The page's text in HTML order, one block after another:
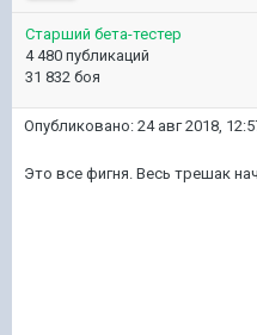
Старший бета-тестер
4 480 публикаций
31 832 боя
Опубликовано: 24 авг 2018,
Это все фигня. Весь трешак